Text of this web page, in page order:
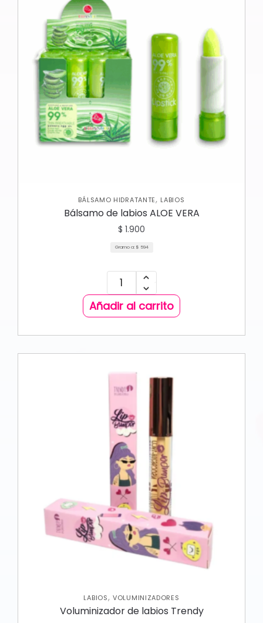
BÁLSAMO HIDRATANTE, LABIOS
Bálsamo de labios ALOE VERA
$ 1.900
Gramo a: $ 594
Añadir al carrito
LABIOS,VOLUMINIZADORES
Voluminizador de labios Trendy